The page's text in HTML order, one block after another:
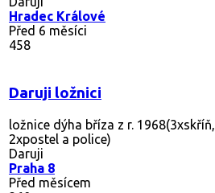
Hradec Králové
Před 6 měsíci
458
Daruji ložnici
ložnice dýha bříza z r.
2xpostel a police)
Daruji
Praha 8
Před měsícem